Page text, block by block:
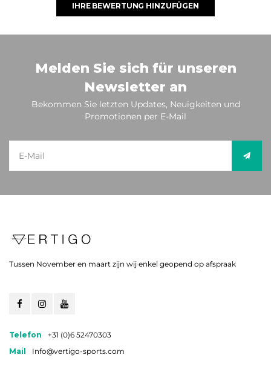
IHRE BEWERTUNG HINZUFÜGEN
Melden Sie sich für unseren
Newsletter an
Bekommen Sie letzten Updates, Neuigkeiten und
Promotionen per E-Mail
Tussen November en maart zijn wij enkel geopend op afspraak
Telefon
+31 (0)6 52470303
Mail
Info@vertigo-sports.com